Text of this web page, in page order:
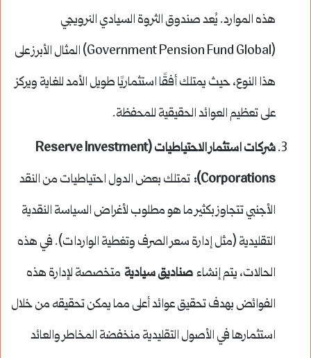
هذه الموارد. يُعد صندوق الثروة السيادي النرويجي
(Government Pension Fund Global) المثال الأبرز على
هذا النوع، حيث يمتلك أفقًا استثماريًا طويل الأمد للغاية ويركز
على تعظيم العوائد الحقيقية للمحفظة.
شركات استثمار الاحتياطيات (Reserve Investment
Corporations): تمتلك بعض الدول احتياطيات من النقد
الأجنبي تتجاوز بكثير ما هو مطلوب لأغراض السياسة النقدية
التقليدية (مثل إدارة سعر الصرف وتغطية الواردات). في هذه
الحالات، يتم إنشاء صناديق سيادية متخصصة لإدارة هذه
الفوائض بهدف تحقيق عوائد أعلى مما يمكن تحقيقه من خلال
استثمارها في الأصول التقليدية منخفضة المخاطر والعائد